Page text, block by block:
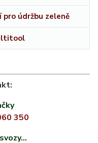
pro údržbu zeleně
350